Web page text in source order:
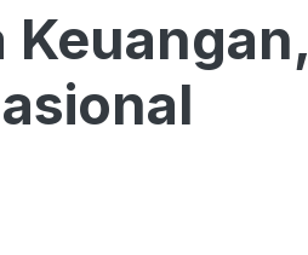
Keuangan,